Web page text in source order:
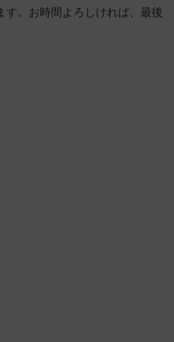
す。お時間よろしければ、最後